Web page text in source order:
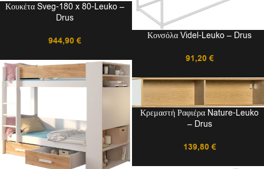
Κονσόλα Videl-Leuko – Drus
91,20 €
Κουκέτα Sveg-180 x 80-Leuko –
Drus
944,90 €
Κρεμαστή Ραφιέρα Nature-Leuko
– Drus
139,80 €